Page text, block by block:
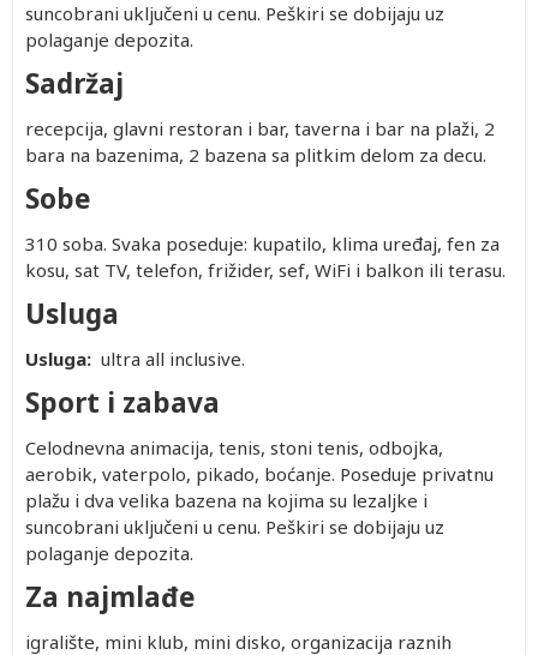
suncobrani uključeni u cenu. Peškiri se dobijaju uz
polaganje depozita.
Sadržaj
recepcija, glavni restoran i bar, taverna i bar na plaži, 2
bara na bazenima, 2 bazena sa plitkim delom za decu.
Sobe
310 soba. Svaka poseduje: kupatilo, klima uređaj, fen za
kosu, sat TV, telefon, frižider, sef, WiFi i balkon ili terasu.
Usluga
Usluga: ultra all inclusive.
Sport i zabava
Celodnevna animacija, tenis, stoni tenis, odbojka,
aerobik, vaterpolo, pikado, boćanje. Poseduje privatnu
plažu i dva velika bazena na kojima su lezaljke i
suncobrani uključeni u cenu. Peškiri se dobijaju uz
polaganje depozita.
Za najmlađe
igralište, mini klub, mini disko, organizacija raznih